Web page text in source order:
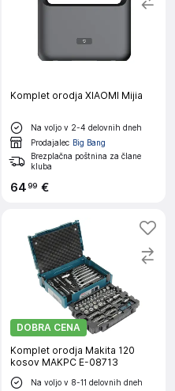
Komplet orodja XIAOMI Mijia
Na voljo v 2-4 delovnih dneh
Prodajalec Big Bang
Brezplačna poštnina za člane
kluba
6499 €
DOBRA CENA
Komplet orodja Makita 120
kosov MAKPC E-08713
Na voljo v 8-11 delovnih dneh